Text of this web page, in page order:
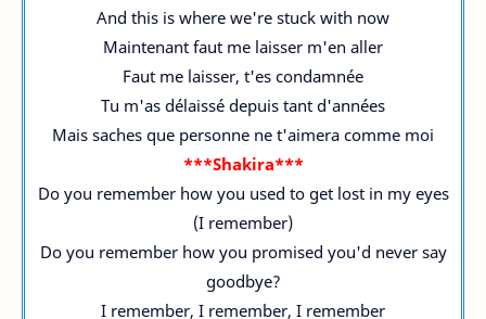
And this is where we're stuck with now
Maintenant faut me laisser m'en aller
Faut me laisser, t'es condamnée
Tu m'as délaissé depuis tant d'années
Mais saches que personne ne t'aimera comme moi
***Shakira***
Do you remember how you used to get lost in my eyes
(I remember)
Do you remember how you promised you'd never say
goodbye?
I remember, I remember, I remember